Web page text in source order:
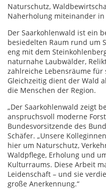
Naturschutz,
Naherholung miteinander
Der Saarkohlenwald ist ein
besiedelten Raum rund um
eng mit dem
naturnahe Laubwälder,
zahlreiche Lebensräume für
Gleichzeitig dient der Wald
die Menschen der Region.
„Der Saarkohlenwald zeigt
anspruchsvoll moderne
Bundesvorsitzende des
Schäfer. „Unsere
hier um Naturschutz,
Waldpflege, Erholung und
Kulturraums. Diese Arbeit
Leidenschaft – und sie
große Anerkennung.“